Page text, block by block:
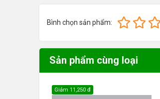
Bình chọn sản phẩm:
Sản phẩm cùng loại
Giảm 11,250 đ